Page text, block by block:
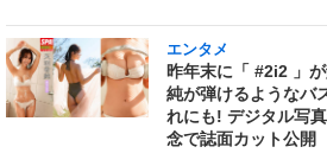
エンタメ
昨年末に「 #2i2 」
純が弾けるようなバ
れにも! デジタル写
念で誌面カット公開